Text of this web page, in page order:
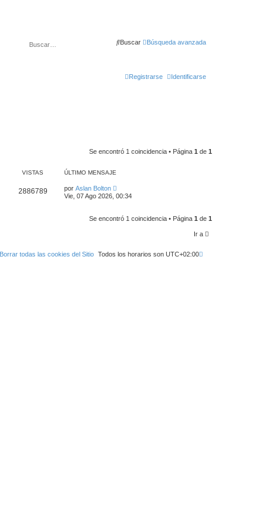
Buscar Búsqueda avanzada
Identificarse
Registrarse
Se encontró 1 coincidencia • Página 1 de 1
VISTAS ÚLTIMO MENSAJE
2886789 por Aslan Bolton
Vie, 07 Ago 2026, 00:34
Se encontró 1 coincidencia • Página 1 de 1
Ir a
Todos los horarios son UTC+02:00
Borrar todas las cookies del Sitio